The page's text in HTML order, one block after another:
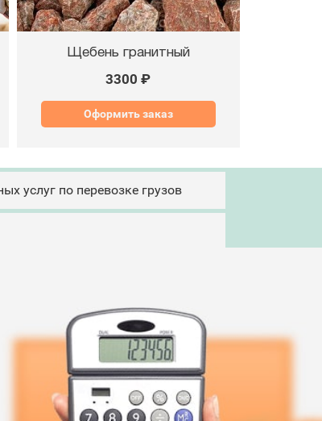
Щебень гранитный
3300 ₽
Оформить заказ
услуг по перевозке грузов